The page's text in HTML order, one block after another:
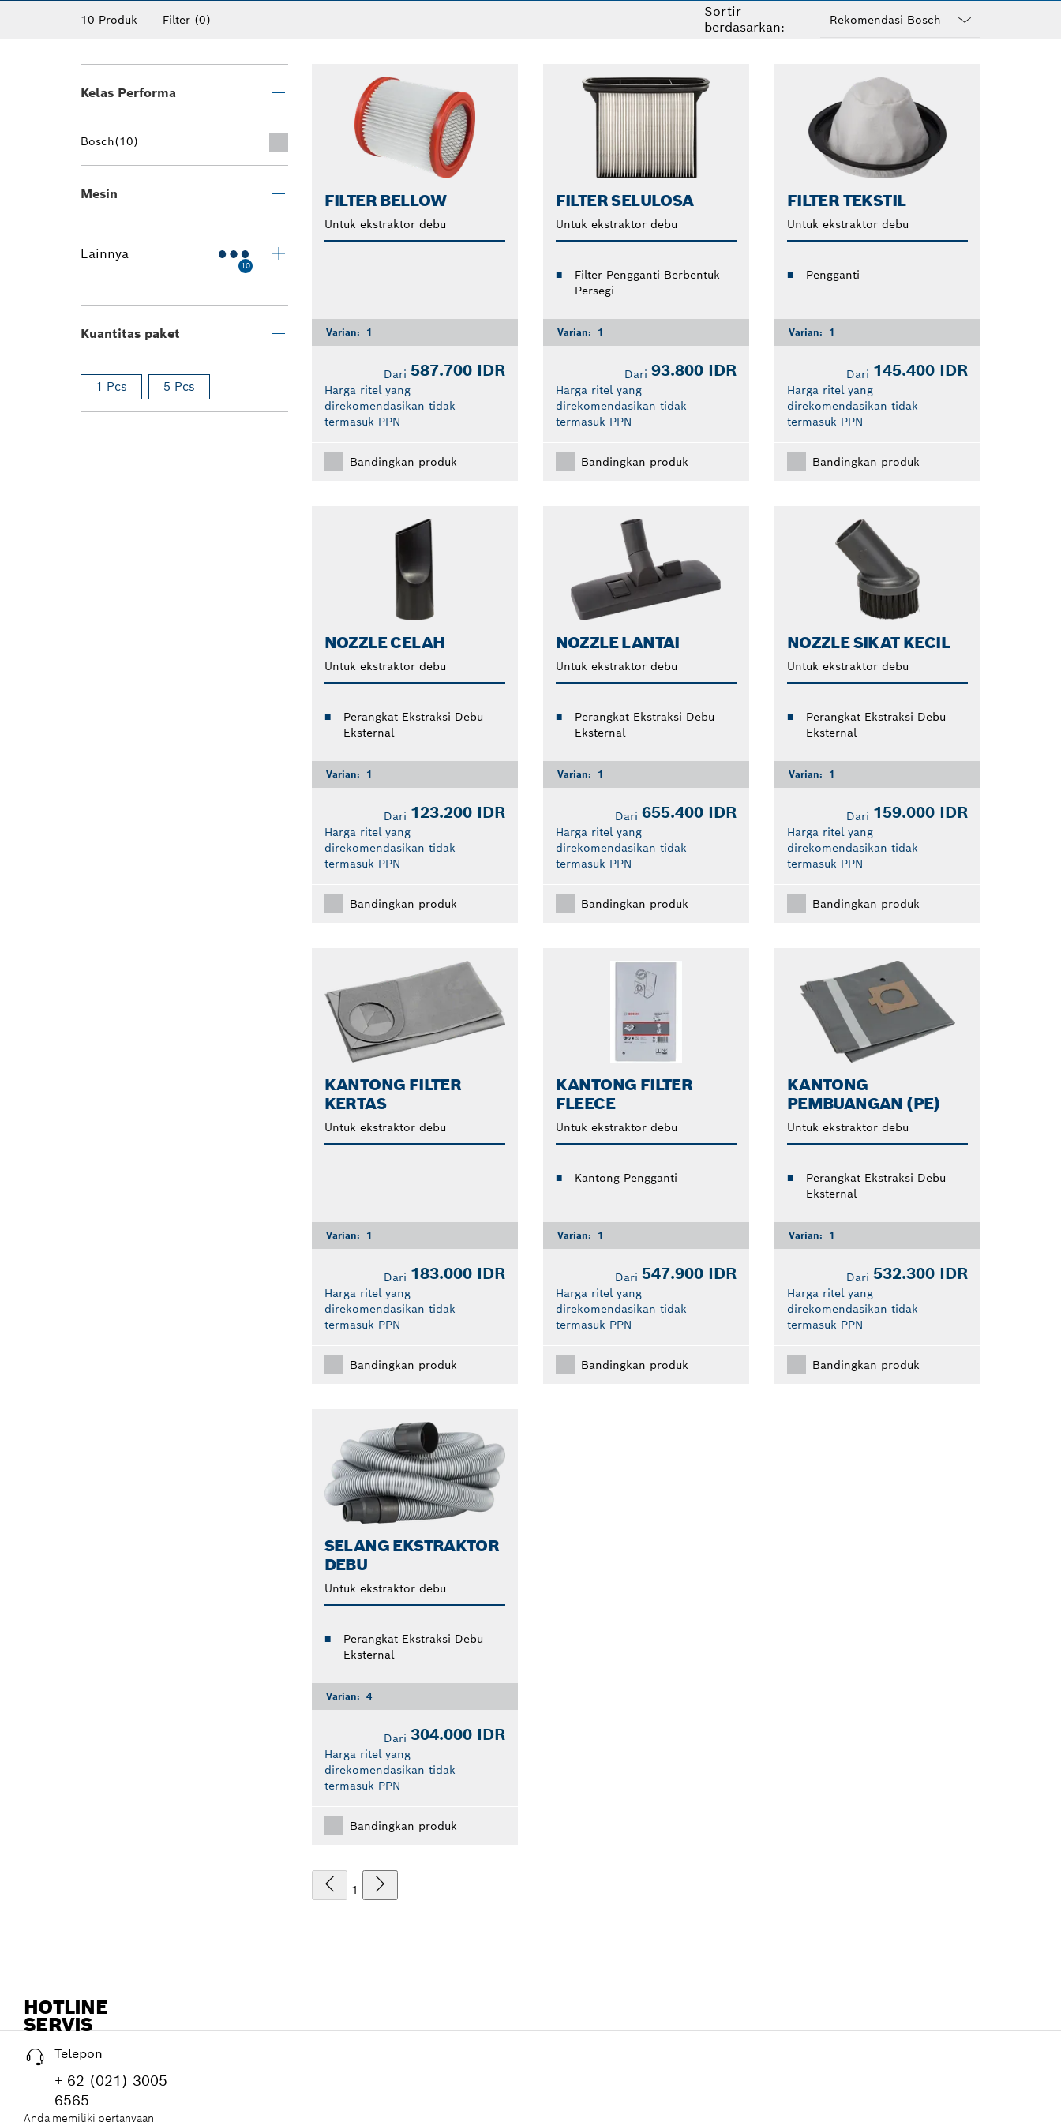
polietilen, kertas, dan bulu domba. Filter vakum Bosch memiliki tingkat ekstraksi debu hingga 99%, sehingga
10 Produk Filter (0)
Sortir
berdasarkan:
Kelas Performa
Bosch(10)
Mesin
Lainnya
10
Kuantitas paket
1 Pcs 5 Pcs
FILTER BELLOW
Untuk ekstraktor debu
Varian: 1
Dari 587.700 IDR
Harga ritel yang
direkomendasikan tidak
termasuk PPN
Bandingkan produk
FILTER SELULOSA
Untuk ekstraktor debu
Filter Pengganti Berbentuk
Persegi
Varian: 1
Dari 93.800 IDR
Harga ritel yang
direkomendasikan tidak
termasuk PPN
Bandingkan produk
FILTER TEKSTIL
Untuk ekstraktor debu
Pengganti
Varian: 1
Dari 145.400 IDR
Harga ritel yang
direkomendasikan tidak
termasuk PPN
Bandingkan produk
NOZZLE CELAH
Untuk ekstraktor debu
Perangkat Ekstraksi Debu
Eksternal
Varian: 1
Dari 123.200 IDR
Harga ritel yang
direkomendasikan tidak
termasuk PPN
Bandingkan produk
NOZZLE LANTAI
Untuk ekstraktor debu
Perangkat Ekstraksi Debu
Eksternal
Varian: 1
Dari 655.400 IDR
Harga ritel yang
direkomendasikan tidak
termasuk PPN
Bandingkan produk
NOZZLE SIKAT KECIL
Untuk ekstraktor debu
Perangkat Ekstraksi Debu
Eksternal
Varian: 1
Dari 159.000 IDR
Harga ritel yang
direkomendasikan tidak
termasuk PPN
Bandingkan produk
KANTONG FILTER
KERTAS
Untuk ekstraktor debu
Varian: 1
Dari 183.000 IDR
Harga ritel yang
direkomendasikan tidak
termasuk PPN
Bandingkan produk
KANTONG FILTER
FLEECE
Untuk ekstraktor debu
Kantong Pengganti
Varian: 1
Dari 547.900 IDR
Harga ritel yang
direkomendasikan tidak
termasuk PPN
Bandingkan produk
KANTONG
PEMBUANGAN (PE)
Untuk ekstraktor debu
Perangkat Ekstraksi Debu
Eksternal
Varian: 1
Dari 532.300 IDR
Harga ritel yang
direkomendasikan tidak
termasuk PPN
Bandingkan produk
SELANG EKSTRAKTOR
DEBU
Untuk ekstraktor debu
Perangkat Ekstraksi Debu
Eksternal
Varian: 4
Dari 304.000 IDR
Harga ritel yang
direkomendasikan tidak
termasuk PPN
Bandingkan produk
1
HOTLINE
SERVIS
Telepon
+ 62 (021) 3005
6565
Anda memiliki pertanyaan